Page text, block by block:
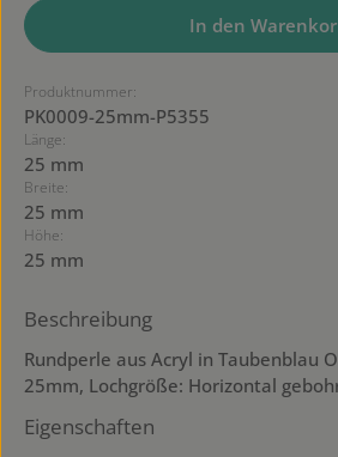
In den
Produktnummer:
PK0009-25mm-P5355
Länge:
25 mm
Breite:
25 mm
Höhe:
25 mm
Beschreibung
Rundperle aus Acryl in Taubenblau
25mm, Lochgröße: Horizontal
Eigenschaften